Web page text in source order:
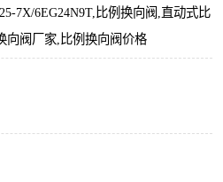
7X/6EG24N9T,比例换向阀,直动式比
向阀厂家,比例换向阀价格